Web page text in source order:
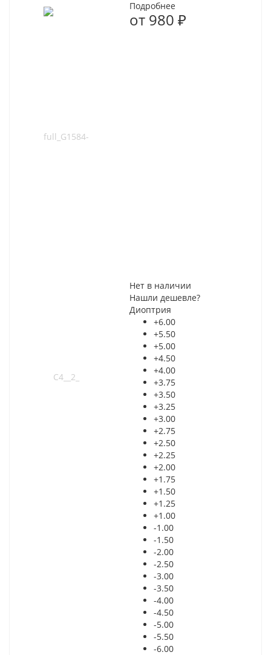
Подробнее
от 980 ₽
Нет в наличии
Нашли дешевле?
Диоптрия
+6.00
+5.50
+5.00
+4.50
+4.00
+3.75
+3.50
+3.25
+3.00
+2.75
+2.50
+2.25
+2.00
+1.75
+1.50
+1.25
+1.00
-1.00
-1.50
-2.00
-2.50
-3.00
-3.50
-4.00
-4.50
-5.00
-5.50
-6.00